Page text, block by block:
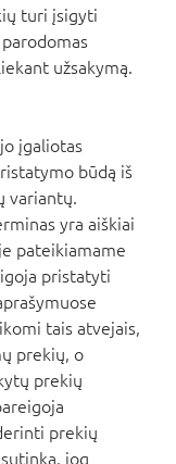
turi įsigyti
užsakymą.
įgaliotas
būdą iš
variantų.
yra aiškiai
pateikiamame
pristatyti
tais atvejais,
prekių, o
prekių
prekių
jog